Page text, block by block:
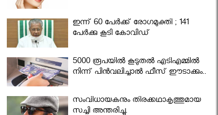
ഇന്ന് 60 പേർക്ക് രോഗമുക്തി ; 141
പേര്‍ക്കു കൂടി കോവിഡ്
5000 രൂപയിൽ കൂടുതൽ എടിഎമ്മിൽ
നിന്ന് പിൻവലിച്ചാൽ ഫീസ് ഈടാക്കും..
സംവിധായകനും തിരക്കഥാകൃത്തുമായ
സച്ചി അന്തരിച്ചു.